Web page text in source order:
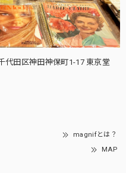
代田区神田神保町1-17 東京堂
magnifとは？
MAP